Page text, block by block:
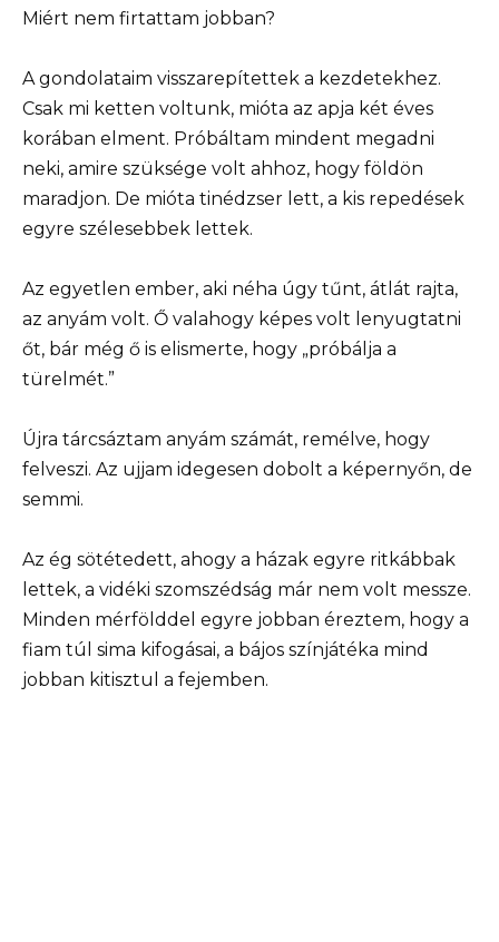
Miért nem firtattam jobban?
A gondolataim visszarepítettek a kezdetekhez.
Csak mi ketten voltunk, mióta az apja két éves
korában elment. Próbáltam mindent megadni
neki, amire szüksége volt ahhoz, hogy földön
maradjon. De mióta tinédzser lett, a kis repedések
egyre szélesebbek lettek.
Az egyetlen ember, aki néha úgy tűnt, átlát rajta,
az anyám volt. Ő valahogy képes volt lenyugtatni
őt, bár még ő is elismerte, hogy „próbálja a
türelmét.”
Újra tárcsáztam anyám számát, remélve, hogy
felveszi. Az ujjam idegesen dobolt a képernyőn, de
semmi.
Az ég sötétedett, ahogy a házak egyre ritkábbak
lettek, a vidéki szomszédság már nem volt messze.
Minden mérfölddel egyre jobban éreztem, hogy a
fiam túl sima kifogásai, a bájos színjátéka mind
jobban kitisztul a fejemben.